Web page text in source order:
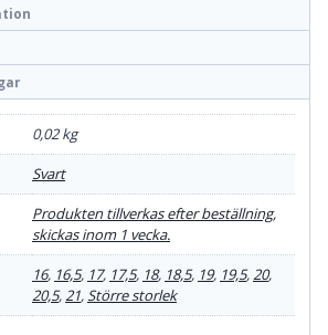
0,02 kg
Svart
Produkten tillverkas efter beställning,
skickas inom 1 vecka.
16, 16,5, 17, 17,5, 18, 18,5, 19, 19,5, 20,
20,5, 21, Större storlek